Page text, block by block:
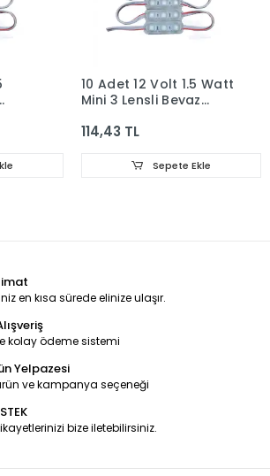
10 Adet 12 Volt 1.5 Watt
Mini 3 Lensli Beyaz
IP65
114,43 TL
Sepete Ekle
en kısa sürede elinize ulaşır.
kolay ödeme sistemi
Yelpazesi
ve kampanya seçeneği
bize iletebilirsiniz.